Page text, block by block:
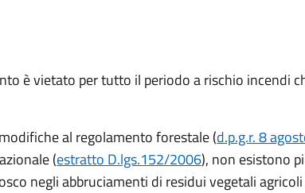
è vietato per tutto il periodo a rischio incendi
al regolamento forestale (d.p.g.r. 8
(estratto D.lgs.152/2006), non esistono
negli abbruciamenti di residui vegetali